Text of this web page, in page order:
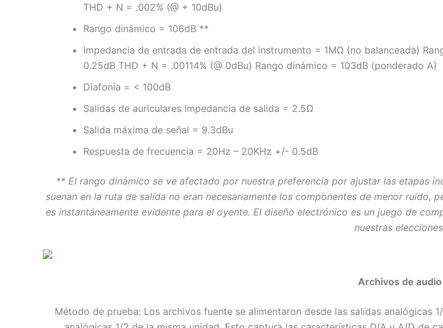
THD + N = .002% (@ + 10dBu)
Rango dinámico = 106dB **
Impedancia de entrada de entrada del instrumento = 1MΩ (no balanceada)
0.25dB THD + N = .00114% (@ 0dBu) Rango dinámico = 103dB (ponderado A)
Diafonía = < 100dB
Salidas de auriculares Impedancia de salida = 2.5Ω
Salida máxima de señal = 9.3dBu
Respuesta de frecuencia = 20Hz – 20KHz +/- 0.5dB
** El rango dinámico se ve afectado por nuestra preferencia por ajustar las etapas
suenan en la ruta de salida no eran necesariamente los componentes de menor
es instantáneamente evidente para el oyente. El diseño electrónico es un juego de
nuestras
Archivos de audio
Método de prueba: Los archivos fuente se alimentaron desde las salidas